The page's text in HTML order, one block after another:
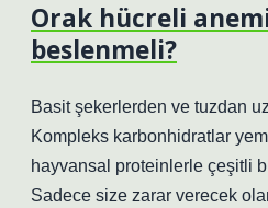
Orak hücreli
beslenmeli?
Basit şekerlerden ve tuzdan
Kompleks karbonhidratlar
hayvansal proteinlerle çeşitli
Sadece size zarar verecek